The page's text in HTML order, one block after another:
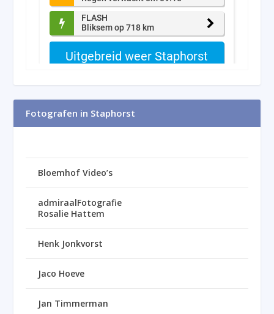
Fotografen in Staphorst
Bloemhof Video’s
admiraalFotografie
Rosalie Hattem
Henk Jonkvorst
Jaco Hoeve
Jan Timmerman